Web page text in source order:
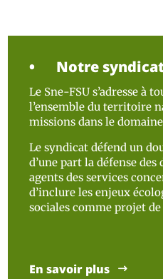
Notre
Le Sne-FSU s’adresse à
l’ensemble du territoire
missions dans le
Le syndicat défend un
d’une part la défense
agents des services
d’inclure les enjeux
sociales comme projet de
En savoir plus